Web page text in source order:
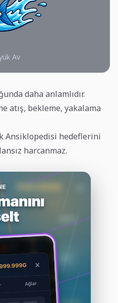
Av
daha anlamlıdır.
atış, bekleme, yakalama
Ansiklopedisi hedeflerini
harcanmaz.